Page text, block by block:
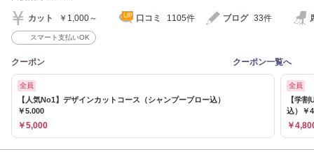
カット ￥1,000～ 口コミ 1105件 ブログ 33件
スマート支払いOK
クーポン クーポン一覧へ
全員
【人気No1】デザインカットコース（シャンプーブロー込）
￥5.000
￥5,000
全員
【学
込）￥
￥